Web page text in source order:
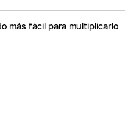
más fácil para multiplicarlo